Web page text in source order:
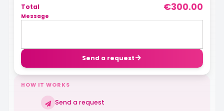
Total
€300.00
Message
Send a request
HOW IT WORKS
Send a request